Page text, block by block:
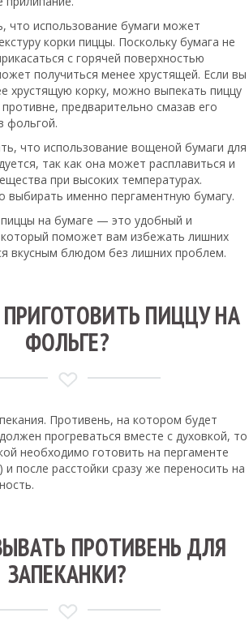
что использование бумаги может
корки пиццы. Поскольку бумага не
с горячей поверхностью
получиться менее хрустящей. Если вы
хрустящую корку, можно выпекать пиццу
предварительно смазав его
фольгой.
что использование вощеной бумаги для
так как она может расплавиться и
при высоких температурах.
выбирать именно пергаментную бумагу.
на бумаге — это удобный и
поможет вам избежать лишних
вкусным блюдом без лишних проблем.
ПИЦЦУ НА
ФОЛЬГЕ?
Противень, на котором будет
прогреваться вместе с духовкой, то
необходимо готовить на пергаменте
) и после расстойки сразу же переносить на
ПРОТИВЕНЬ ДЛЯ
ЗАПЕКАНКИ?